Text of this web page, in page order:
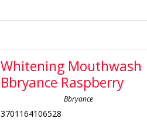
Whitening Mouthwash
Bbryance Raspberry
Bbryance
3701164106528